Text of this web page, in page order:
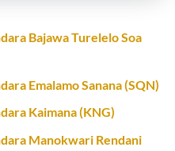
Bajawa Turelelo Soa
Emalamo Sanana (SQN)
Kaimana (KNG)
Manokwari Rendani